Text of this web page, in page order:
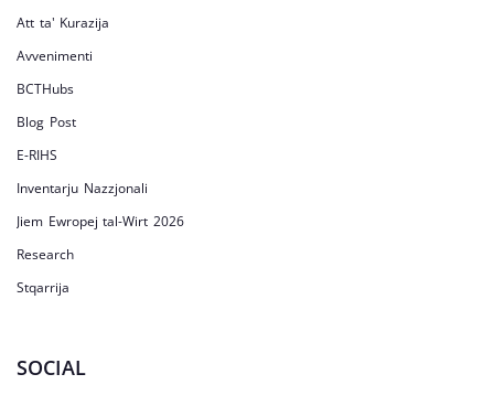
Att ta' Kurazija
Avvenimenti
BCTHubs
Blog Post
E-RIHS
Inventarju Nazzjonali
Jiem Ewropej tal-Wirt 2026
Research
Stqarrija
SOCIAL